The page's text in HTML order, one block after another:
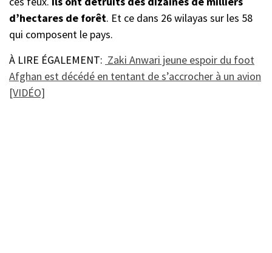
d’hectares de forêt. Et ce dans 26 wilayas sur les 58
qui composent le pays.
À LIRE ÉGALEMENT: Zaki Anwari jeune espoir du foot
Afghan est décédé en tentant de s’accrocher à un avion
[VIDÉO]